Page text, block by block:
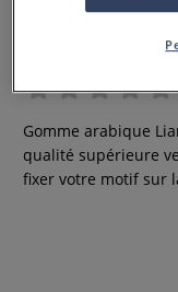
Gomme
Gomme arabique
qualité supérieure
fixer votre motif sur